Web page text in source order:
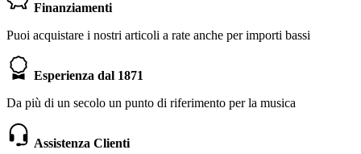
Finanziamenti
Puoi acquistare i nostri articoli a rate anche per importi bassi
Esperienza dal 1871
Da più di un secolo un punto di riferimento per la musica
Assistenza Clienti